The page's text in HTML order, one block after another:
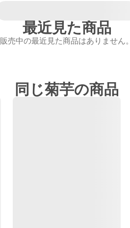
最近見た商品
販売中の最近見た商品はありません。
同じ菊芋の商品